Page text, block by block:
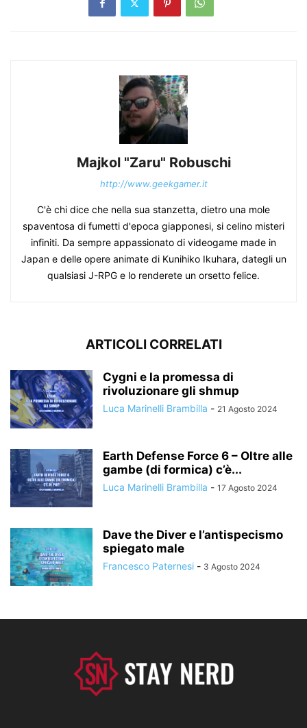
Majkol "Zaru" Robuschi
http://www.geekgamer.it
C'è chi dice che nella sua stanzetta, dietro una mole
spaventosa di fumetti d'epoca giapponesi, si celino misteri
infiniti. Da sempre appassionato di videogame made in
Japan e delle opere animate di Kunihiko Ikuhara, dategli un
qualsiasi J-RPG e lo renderete un orsetto felice.
ARTICOLI CORRELATI
Cygni e la promessa di
rivoluzionare gli shmup
Luca Marinelli Brambilla - 21 Agosto 2024
Earth Defense Force 6 – Oltre alle
gambe (di formica) c’è...
Luca Marinelli Brambilla - 17 Agosto 2024
Dave the Diver e l’antispecismo
spiegato male
Francesco Paternesi - 3 Agosto 2024